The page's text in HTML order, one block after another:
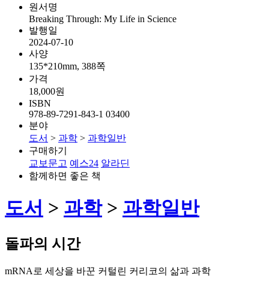
원서명
Breaking Through: My Life in Science
발행일
2024-07-10
사양
135*210mm, 388쪽
가격
18,000원
ISBN
978-89-7291-843-1 03400
분야
도서 > 과학 > 과학일반
구매하기
교보문고 예스24 알라딘
함께하면 좋은 책
도서 > 과학> 과학일반
돌파의 시간
mRNA로 세상을 바꾼 커털린 커리코의 삶과 과학